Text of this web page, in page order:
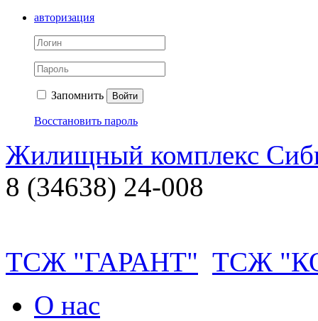
авторизация
Запомнить Войти
Восстановить пароль
Жилищный комплекс
8 (34638) 24-008
ТСЖ "ГАРАНТ" ТСЖ
О нас